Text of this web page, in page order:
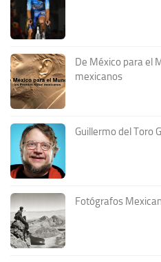
De México para el
mexicanos
Guillermo del Toro
Fotógrafos